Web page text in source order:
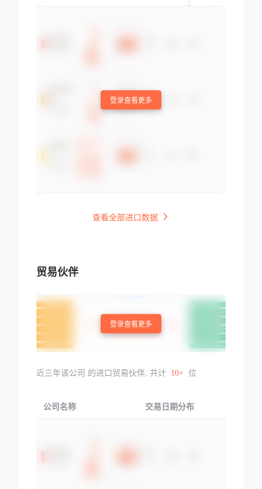
登录查看更多
查看全部进口数据
贸易伙伴
登录查看更多
近三年该公司 的进口贸易伙伴, 共计 10+ 位
公司名称 交易日期分布